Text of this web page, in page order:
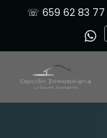
☏ 659 62 83 77